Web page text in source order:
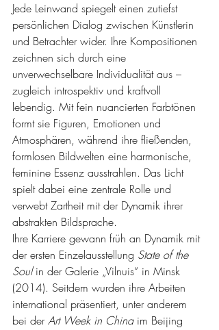
Jede Leinwand spiegelt einen zutiefst
persönlichen Dialog zwischen Künstlerin
und Betrachter wider. Ihre Kompositionen
zeichnen sich durch eine
unverwechselbare Individualität aus –
zugleich introspektiv und kraftvoll
lebendig. Mit fein nuancierten Farbtönen
formt sie Figuren, Emotionen und
Atmosphären, während ihre fließenden,
formlosen Bildwelten eine harmonische,
feminine Essenz ausstrahlen. Das Licht
spielt dabei eine zentrale Rolle und
verwebt Zartheit mit der Dynamik ihrer
abstrakten Bildsprache.
Ihre Karriere gewann früh an Dynamik mit
der ersten Einzelausstellung State of the
Soul in der Galerie „Vilnuis“ in Minsk
(2014). Seitdem wurden ihre Arbeiten
international präsentiert, unter anderem
bei der Art Week in China im Beijing